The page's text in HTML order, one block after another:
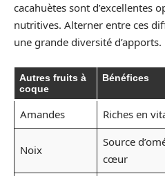
cacahuètes sont d’excellentes
nutritives. Alterner entre ces
une grande diversité d’apports.
Autres fruits à
coque
Bénéfices
Amandes Riches en
Noix
Source
cœur